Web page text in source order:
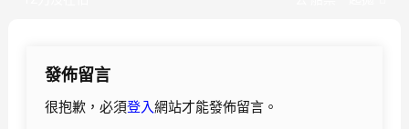
發佈留言
很抱歉，必須登入網站才能發佈留言。